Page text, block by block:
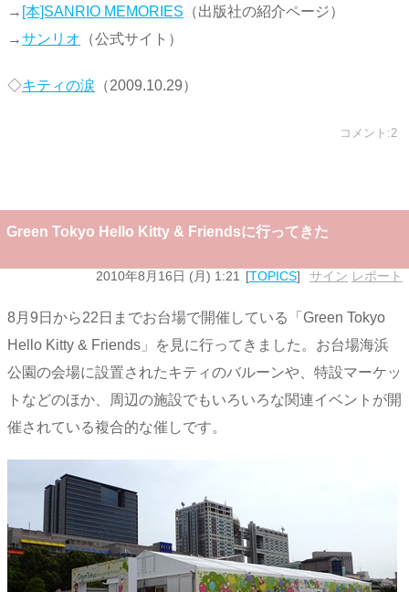
→ [本]SANRIO MEMORIES （出版社の紹介ページ）
→サンリオ （公式サイト）
◇キティの涙 （2009.10.29）
コメント:2
Green Tokyo Hello Kitty & Friendsに行ってきた
2010年8月16日 (月) 1:21 TOPICS サイン レポート
8月9日から22日までお台場で開催している「Green Tokyo
Hello Kitty & Friends」を見に行ってきました。お台場海浜
公園の会場に設置されたキティのバルーンや、特設マーケッ
トなどのほか、周辺の施設でもいろいろな関連イベントが開
催されている複合的な催しです。